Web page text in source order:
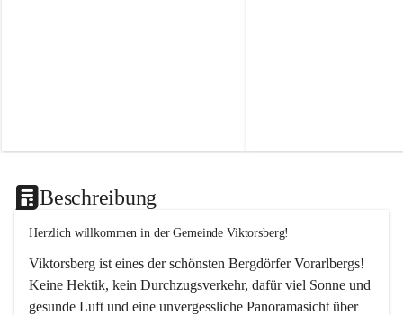
Beschreibung
Herzlich willkommen in der Gemeinde Viktorsberg!
Viktorsberg ist eines der schönsten Bergdörfer Vorarlbergs!
Keine Hektik, kein Durchzugsverkehr, dafür viel Sonne und
gesunde Luft und eine unvergessliche Panoramasicht über